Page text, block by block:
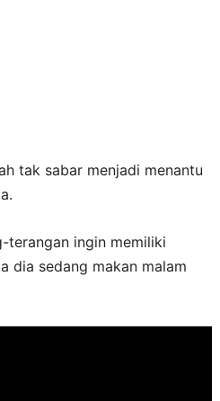
tak sabar menjadi menantu
terangan ingin memiliki
dia sedang makan malam